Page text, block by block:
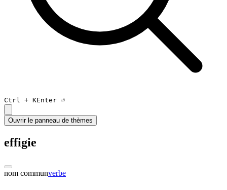
Ctrl + KEnter ⏎
Ouvrir le panneau de thèmes
effigie
nom communverbe